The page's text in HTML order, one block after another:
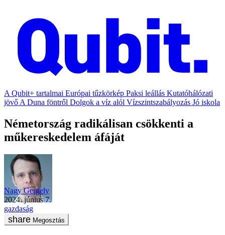
A Qubit+ tartalmai Európai tűzkörkép Paksi leállás Kutatóhálózati
jövő A Duna föntről Dolgok a víz alól Vízszintszabályozás Jó iskola
Németország radikálisan csökkenti a
műkereskedelem áfáját
Nagy Gergely
2024. június 7.
gazdaság
Megosztás